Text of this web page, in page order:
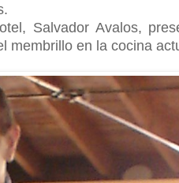
Salvador Avalos,
membrillo en la cocina